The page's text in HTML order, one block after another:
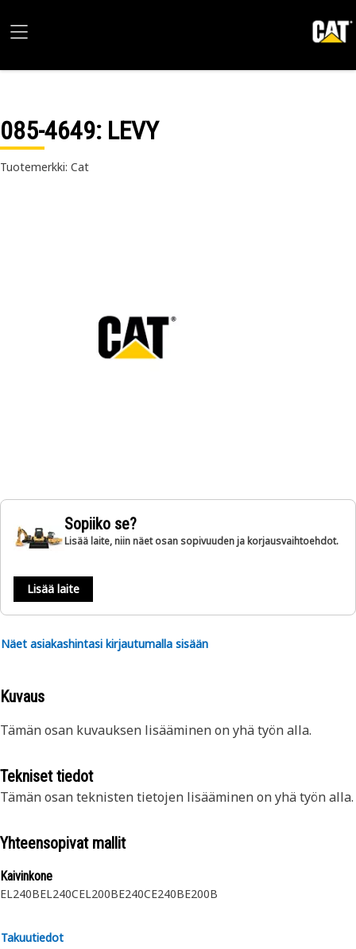
085-4649: LEVY
Tuotemerkki: Cat
Sopiiko se?
Lisää laite, niin näet osan sopivuuden ja korjausvaihtoehdot.
Lisää laite
Näet asiakashintasi kirjautumalla sisään
Kuvaus
Tämän osan kuvauksen lisääminen on yhä työn alla.
Tekniset tiedot
Tämän osan teknisten tietojen lisääminen on yhä työn alla.
Yhteensopivat mallit
Kaivinkone
EL240BEL240CEL200BE240CE240BE200B
Takuutiedot